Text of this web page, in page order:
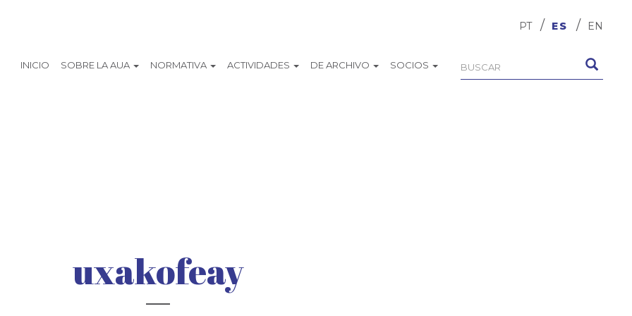
EN
ES
PT
INICIO SOBRE LA AUA NORMATIVA ACTIVIDADES DE ARCHIVO SOCIOS
uxakofeay